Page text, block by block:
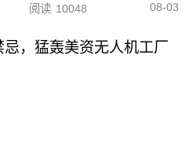
阅读 10048 08-03
，猛轰美资无人机工厂